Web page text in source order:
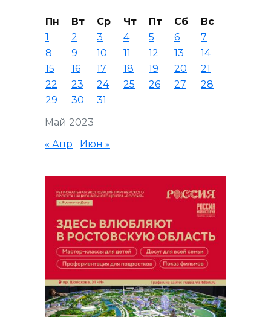
Май 2023
Пн Вт Ср Чт Пт Сб
Вс
1
2 3 4 5 6
7
8
9 10 11 12 13
14
15
16 17 18 19 20
21
22
23 24 25 26 27
28
29
30 31
« Апр Июн »